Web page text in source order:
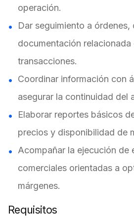
operación.
Dar seguimiento a
documentación relacionada
transacciones.
Coordinar información con
asegurar la continuidad del
Elaborar reportes básicos
precios y disponibilidad de
Acompañar la ejecución de
comerciales orientadas a
márgenes.
Requisitos